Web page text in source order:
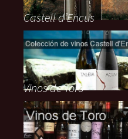
Castell d’Encus
Vinos de Toro